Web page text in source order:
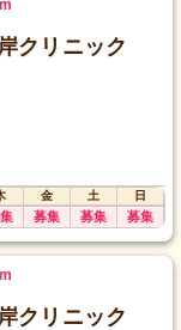
クリニック
金 土
日
募集 募集 募集
クリニック